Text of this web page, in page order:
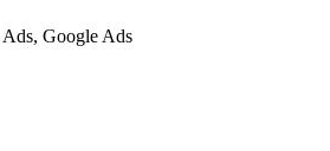
Google Ads